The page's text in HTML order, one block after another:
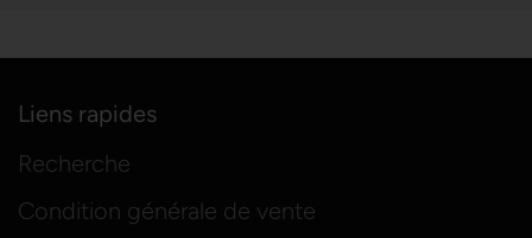
Liens rapides
Recherche
Condition générale de vente